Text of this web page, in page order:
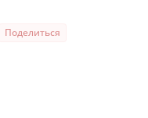
Поделиться